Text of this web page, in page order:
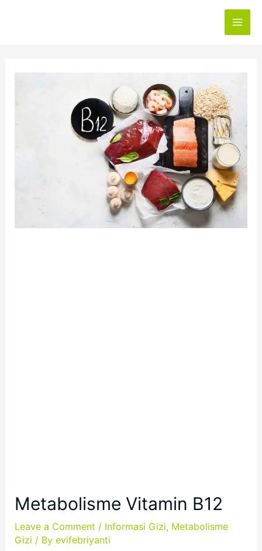
Metabolisme Vitamin B12
Leave a Comment / Informasi Gizi, Metabolisme
Gizi / By evifebriyanti